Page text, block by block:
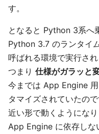
す。
となると Python 3系へ
Python 3.7 のランタイ
呼ばれる環境で実行され
つまり 仕様がガラッと
今までは App Engine
タマイズされていたの
近い形で動くようになり
App Engine に依存しな